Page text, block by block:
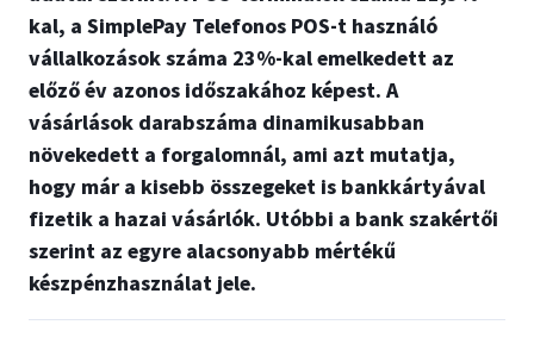
kal, a SimplePay Telefonos POS-t használó
vállalkozások száma 23%-kal emelkedett az
előző év azonos időszakához képest. A
vásárlások darabszáma dinamikusabban
növekedett a forgalomnál, ami azt mutatja,
hogy már a kisebb összegeket is bankkártyával
fizetik a hazai vásárlók. Utóbbi a bank szakértői
szerint az egyre alacsonyabb mértékű
készpénzhasználat jele.